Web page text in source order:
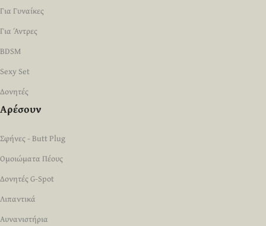
Για Γυναίκες
Για Άντρες
BDSM
Sexy Set
Δονητές
Αρέσουν
Σφήνες - Butt Plug
Ομοιώματα Πέους
Δονητές G-Spot
Λιπαντικά
Αυνανιστήρια